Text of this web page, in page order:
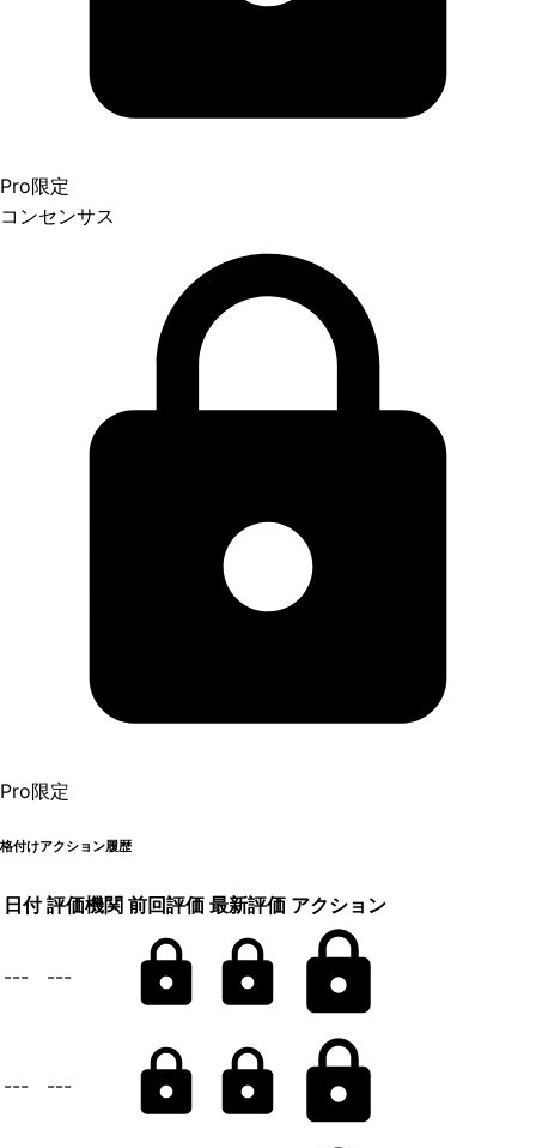
Pro限定
コンセンサス
Pro限定
格付けアクション履歴
日付 評価機関 前回評価 最新評価 アクション
--- ---
--- ---